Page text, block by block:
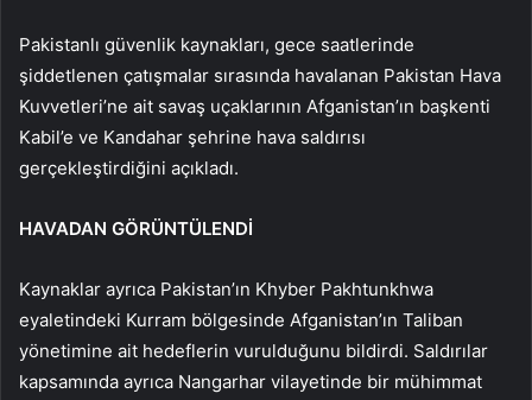
Pakistanlı güvenlik kaynakları, gece saatlerinde
şiddetlenen çatışmalar sırasında havalanan Pakistan Hava
Kuvvetleri’ne ait savaş uçaklarının Afganistan’ın başkenti
Kabil’e ve Kandahar şehrine hava saldırısı
gerçekleştirdiğini açıkladı.
HAVADAN GÖRÜNTÜLENDİ
Kaynaklar ayrıca Pakistan’ın Khyber Pakhtunkhwa
eyaletindeki Kurram bölgesinde Afganistan’ın Taliban
yönetimine ait hedeflerin vurulduğunu bildirdi. Saldırılar
kapsamında ayrıca Nangarhar vilayetinde bir mühimmat